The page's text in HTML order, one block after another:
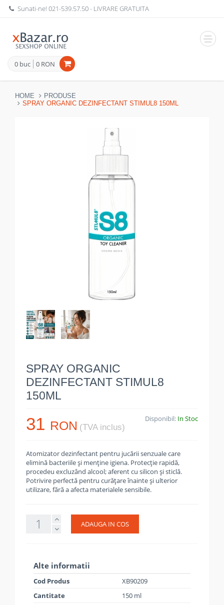
Sunati-ne!021-539.57.50- LIVRARE GRATUITA
0 buc 0 RON
HOME
PRODUSE
SPRAY ORGANIC DEZINFECTANT STIMUL8 150ML
SPRAY ORGANIC
DEZINFECTANT STIMUL8
150ML
31 RON (TVA inclus)
Disponibil: In Stoc
Atomizator dezinfectant pentru jucării senzuale care
elimină bacteriile și menține igiena. Protecție rapidă,
procedeu excluzând alcool; aferent cu silicon și sticlă.
Potrivire perfectă pentru curățare înainte și ulterior
utilizare, fără a afecta materialele sensibile.
ADAUGA IN COS
Alte informatii
Cod Produs
XB90209
Cantitate
150 ml